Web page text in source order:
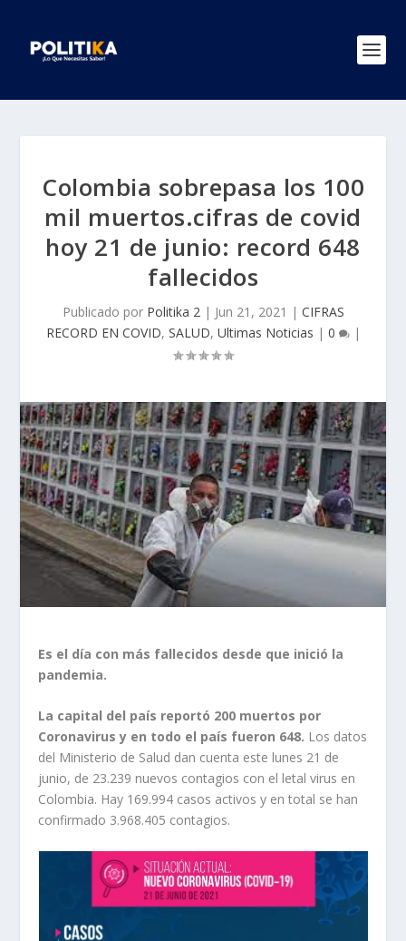
Colombia sobrepasa los 100
mil muertos.cifras de covid
hoy 21 de junio: record 648
fallecidos
Publicado por Politika 2| Jun 21, 2021 | CIFRAS
RECORD EN COVID, SALUD, Ultimas Noticias | 0 |
Es el día con más fallecidos desde que inició la
pandemia.
La capital del país reportó 200 muertos por
Coronavirus y en todo el país fueron 648. Los datos
del Ministerio de Salud dan cuenta este lunes 21 de
junio, de 23.239 nuevos contagios con el letal virus en
Colombia. Hay 169.994 casos activos y en total se han
confirmado 3.968.405 contagios.